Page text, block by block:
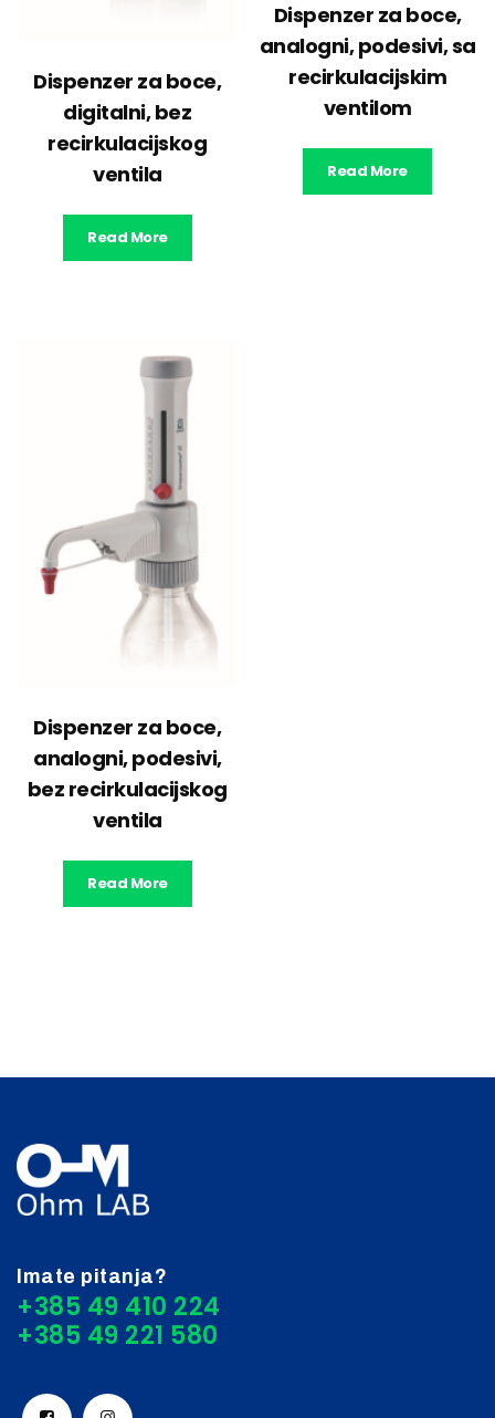
Dispenzer za boce,
digitalni, bez
recirkulacijskog
ventila
Read More
Dispenzer za boce,
analogni, podesivi, sa
recirkulacijskim
ventilom
Read More
Dispenzer za boce,
analogni, podesivi,
bez recirkulacijskog
ventila
Read More
Imate pitanja?
+385 49 410 224